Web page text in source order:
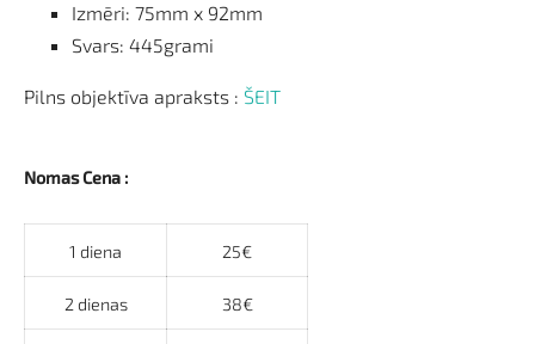
Izmēri: 75mm x 92mm
Svars: 445grami
Pilns objektīva apraksts : ŠEIT
Nomas Cena :
1 diena 25€
2 dienas 38€